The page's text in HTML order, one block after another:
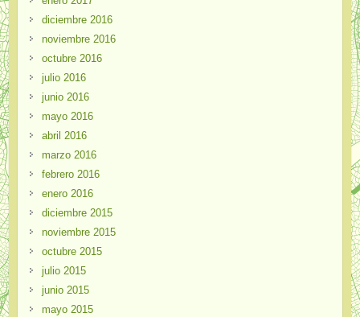
diciembre 2016
noviembre 2016
octubre 2016
julio 2016
junio 2016
mayo 2016
abril 2016
marzo 2016
febrero 2016
enero 2016
diciembre 2015
noviembre 2015
octubre 2015
julio 2015
junio 2015
mayo 2015